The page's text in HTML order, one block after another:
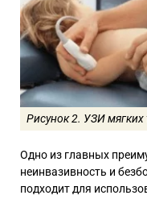
Рисунок 2. УЗИ мягких
Одно из главных
неинвазивность и
подходит для